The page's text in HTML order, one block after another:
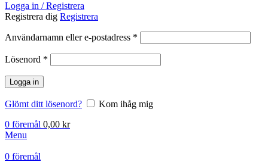
Logga in / Registrera
Registrera dig Registrera
Användarnamn eller e-postadress *
Lösenord *
Logga in
Glömt ditt lösenord?
Kom ihåg mig
0 föremål 0,00 kr
Menu
0 föremål